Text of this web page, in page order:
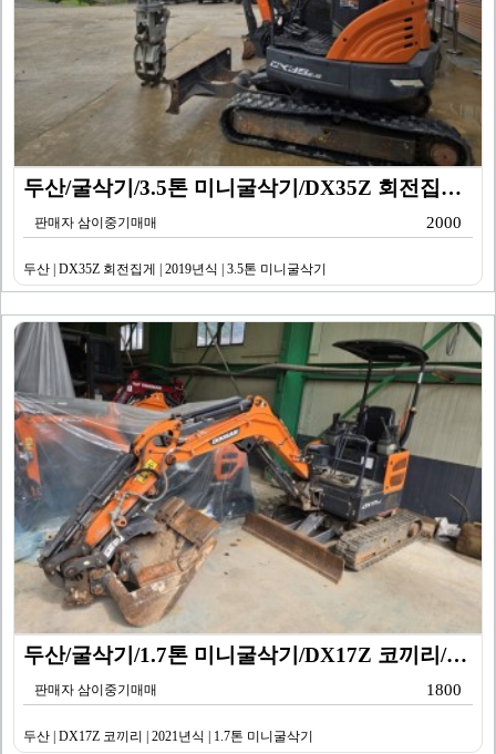
두산/굴삭기/3.5톤 미니굴삭기/DX35Z 회전집게/2…
판매자 삼이중기매매 2000
두산 | DX35Z 회전집게 | 2019년식 | 3.5톤 미니굴삭기
두산/굴삭기/1.7톤 미니굴삭기/DX17Z 코끼리/20…
판매자 삼이중기매매 1800
두산 | DX17Z 코끼리 | 2021년식 | 1.7톤 미니굴삭기